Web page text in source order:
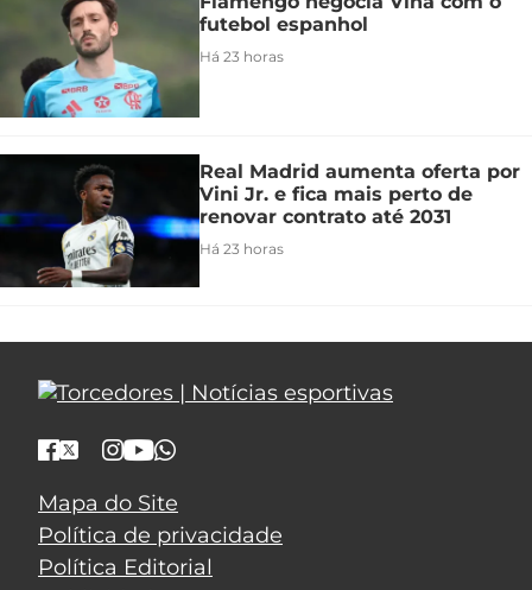
futebol espanhol
Há 23 horas
Real Madrid aumenta oferta por
Vini Jr. e fica mais perto de
renovar contrato até 2031
Há 23 horas
Mapa do Site
Política de privacidade
Política Editorial